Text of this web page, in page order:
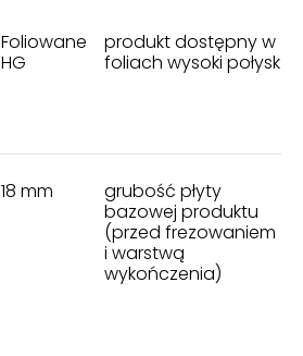
Foliowane
HG
produkt dostępny w
foliach wysoki połysk
18 mm
grubość płyty
bazowej produktu
(przed frezowaniem
i warstwą
wykończenia)